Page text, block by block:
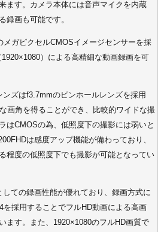
ます。カメラ本体には音声マイクを内蔵
録画も可能です。
ガピクセルCMOSイメージセンサーを採
）による高精細な動画録画を可
ンズはf3.7mmのピンホールレンズを採用
画角を得ることができ、比較的ワイドな撮
はCMOSの為、低照度下の撮影には弱いと
は感度アップ機能が備わっており、
程度の低照度下でも撮影が可能となってい
しての録画性能が優れており、録画方式に
を採用することでフルHD動画による高画
ます。また、1920×1080のフルHD画質で